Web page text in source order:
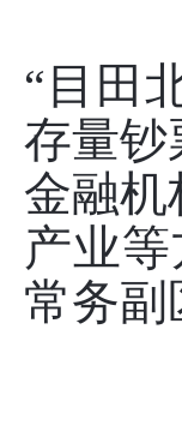
“目田
存量钞
金融机
产业
常务副